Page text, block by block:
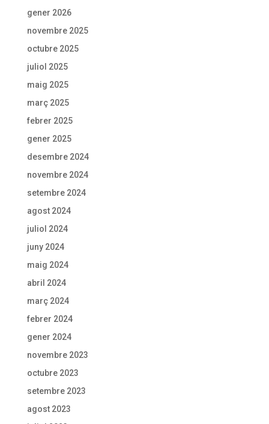
gener 2026
novembre 2025
octubre 2025
juliol 2025
maig 2025
març 2025
febrer 2025
gener 2025
desembre 2024
novembre 2024
setembre 2024
agost 2024
juliol 2024
juny 2024
maig 2024
abril 2024
març 2024
febrer 2024
gener 2024
novembre 2023
octubre 2023
setembre 2023
agost 2023